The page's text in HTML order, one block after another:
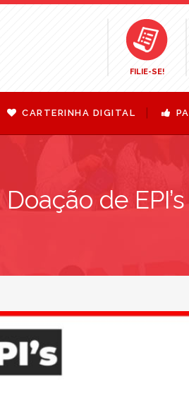
FILIE-SE!
CARTERINHA DIGITAL
Doação de EPI’s